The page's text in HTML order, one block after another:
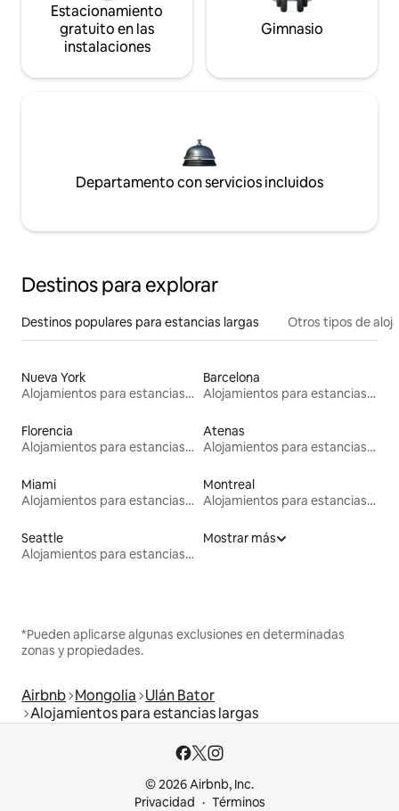
Estacionamiento
gratuito en las
instalaciones
Gimnasio
Departamento con servicios incluidos
Destinos para explorar
Destinos populares para estancias largas Otros tipos de
Nueva York
Alojamientos para estancias largas
Barcelona
Alojamientos para estancias largas
Florencia
Alojamientos para estancias largas
Atenas
Alojamientos para estancias largas
Miami
Alojamientos para estancias largas
Montreal
Alojamientos para estancias largas
Seattle
Alojamientos para estancias largas
Mostrar más
*Pueden aplicarse algunas exclusiones en determinadas
zonas y propiedades.
Airbnb Mongolia Ulán Bator
Alojamientos para estancias largas
© 2026 Airbnb, Inc.
Privacidad
Términos